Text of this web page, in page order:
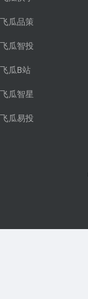
飞瓜品策
飞瓜智投
飞瓜B站
飞瓜智星
飞瓜易投